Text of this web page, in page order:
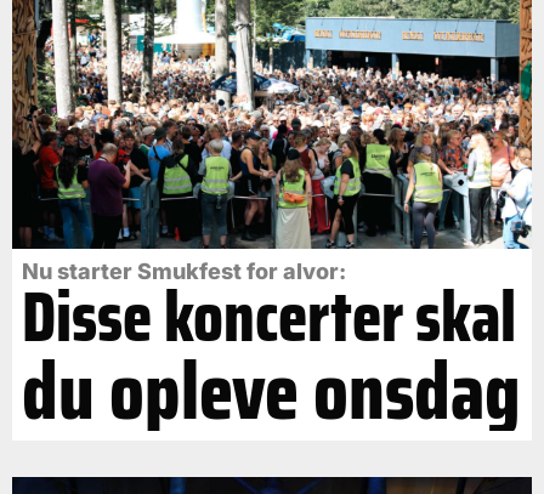
Nu starter Smukfest for alvor:
Disse koncerter skal
du opleve onsdag